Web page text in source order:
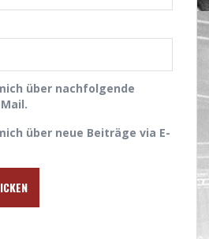
über nachfolgende
über neue Beiträge via E-